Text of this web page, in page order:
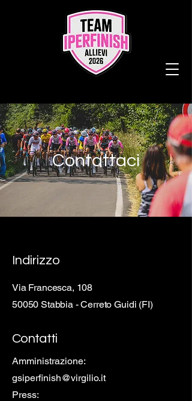
Contattaci
Indirizzo
Via Francesca, 108
50050 Stabbia - Cerreto Guidi (FI)
Contatti
Amministrazione:
gsiperfinish@virgilio.it
Press: